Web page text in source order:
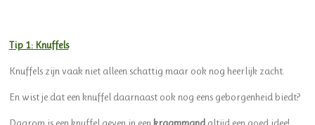
Tip 1: Knuffels
Knuffels zijn vaak niet alleen schattig maar ook nog heerlijk zacht.
En wist je dat een knuffel daarnaast ook nog eens geborgenheid biedt?